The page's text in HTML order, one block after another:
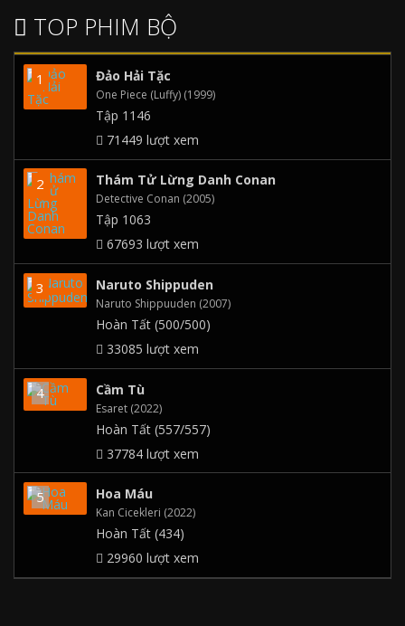
TOP PHIM BỘ
Đảo Hải Tặc
One Piece (Luffy) (1999)
Tập 1146
71449 lượt xem
Thám Tử Lừng Danh Conan
Detective Conan (2005)
Tập 1063
67693 lượt xem
Naruto Shippuden
Naruto Shippuuden (2007)
Hoàn Tất (500/500)
33085 lượt xem
Cầm Tù
Esaret (2022)
Hoàn Tất (557/557)
37784 lượt xem
Hoa Máu
Kan Cicekleri (2022)
Hoàn Tất (434)
29960 lượt xem